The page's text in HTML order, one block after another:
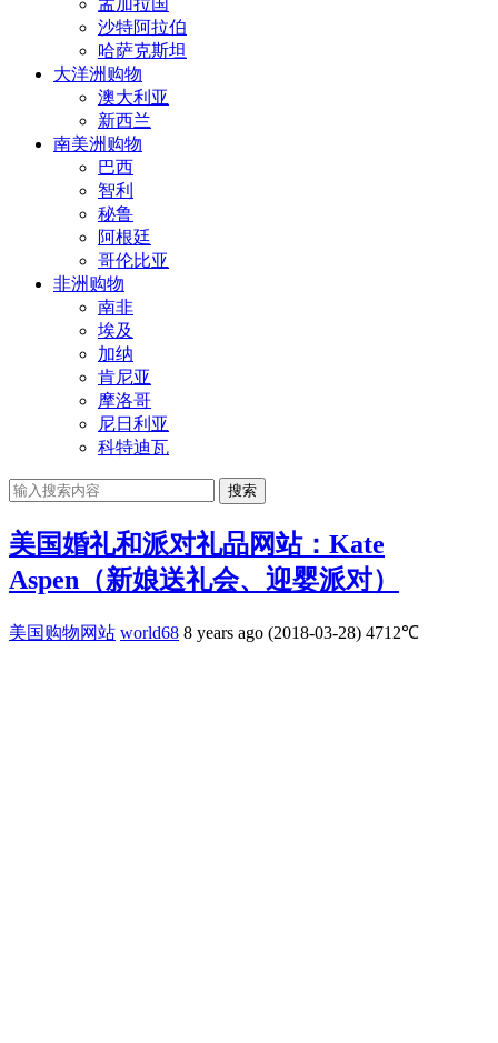
沙特阿拉伯
哈萨克斯坦
大洋洲购物
澳大利亚
新西兰
南美洲购物
巴西
智利
秘鲁
阿根廷
哥伦比亚
非洲购物
南非
埃及
加纳
肯尼亚
摩洛哥
尼日利亚
科特迪瓦
搜索
美国婚礼和派对礼品网站：Kate
Aspen（新娘送礼会、迎婴派对）
美国购物网站 world68 8 years ago (2018-03-28) 4712℃